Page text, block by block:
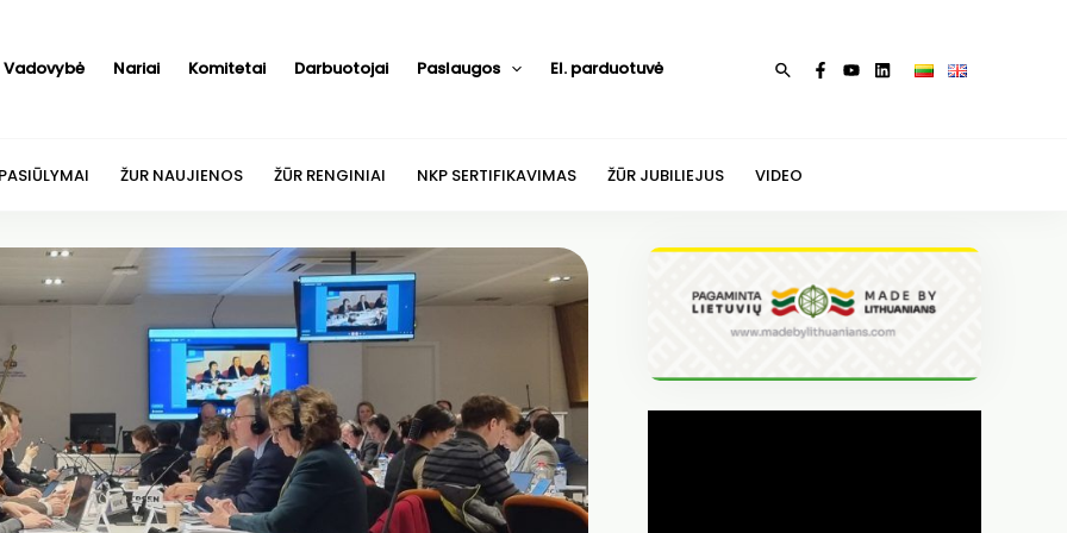
Vadovybė Nariai Komitetai Darbuotojai Paslaugos El. parduotuvė Paieška
ŽUR NAUJIENOS ŽŪR RENGINIAI NKP SERTIFIKAVIMAS ŽŪR JUBILIEJUS VIDEO